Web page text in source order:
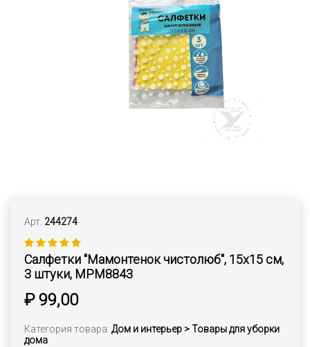
Арт. 244274
Салфетки "Мамонтенок чистолюб", 15х15 см,
3 штуки, MPM8843
₽ 99,00
Категория товара: Дом и интерьер > Товары для уборки
дома